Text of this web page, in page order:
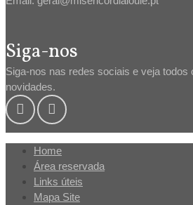
Siga-nos
Siga-nos nas redes sociais e veja
novidades.
Home
Área reservada
Links úteis
Mapa Site